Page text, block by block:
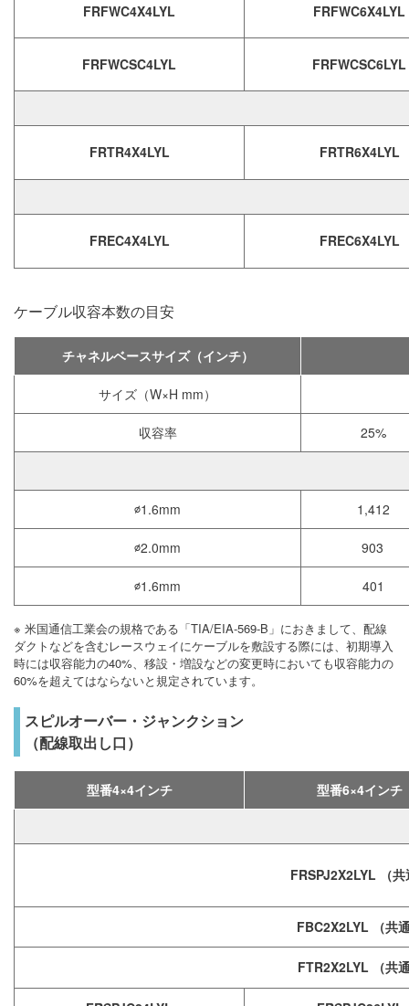
FRFWC4X4LYL FRFWC6X4LYL
FRFWCSC4LYL FRFWCSC6LYL
FRTR4X4LYL FRTR6X4LYL
FREC4X4LYL FREC6X4LYL
ケーブル収容本数の目安
チャネルベースサイズ（インチ）
サイズ（W×H mm）
収容率 25%
∅1.6mm 1,412
∅2.0mm 903
∅1.6mm 401
※ 米国通信工業会の規格である「TIA/EIA-569-B」におきまして、配線
ダクトなどを含むレースウェイにケーブルを敷設する際には、初期導入
時には収容能力の40%、移設・増設などの変更時においても収容能力の
60%を超えてはならないと規定されています。
スピルオーバー・ジャンクション
（配線取出し口）
型番4×4インチ 型番6×4インチ
FRSPJ2X2LYL （共
FBC2X2LYL （共
FTR2X2LYL （共